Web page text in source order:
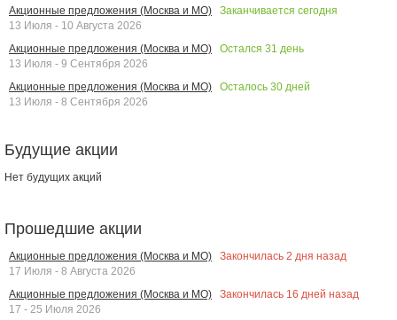
Акционные предложения (Москва и МО)
Заканчивается сегодня
13 Июля - 10 Августа 2026
Акционные предложения (Москва и МО)
Остался 31 день
13 Июля - 9 Сентября 2026
Акционные предложения (Москва и МО)
Осталось 30 дней
13 Июля - 8 Сентября 2026
Будущие акции
Нет будущих акций
Прошедшие акции
Акционные предложения (Москва и МО) Закончилась 2 дня назад
17 Июля - 8 Августа 2026
Акционные предложения (Москва и МО)
Закончилась 16 дней назад
17 - 25 Июля 2026